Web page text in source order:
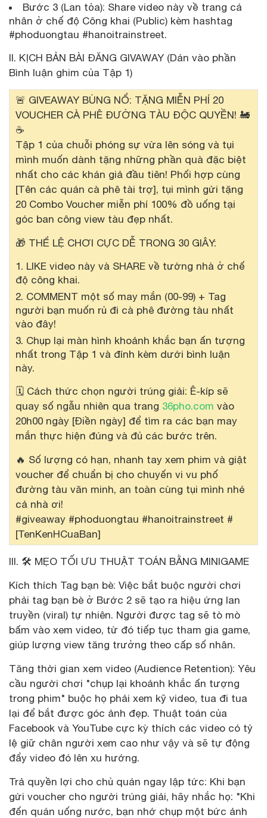
Bước 3 (Lan tỏa): Share video này về trang cá
nhân ở chế độ Công khai (Public) kèm hashtag
#phoduongtau #hanoitrainstreet.
II. KỊCH BẢN BÀI ĐĂNG GIVAWAY (Dán vào phần
Bình luận ghim của Tập 1)
🚨 GIVEAWAY BÙNG NỔ: TẶNG MIỄN PHÍ 20
VOUCHER CÀ PHÊ ĐƯỜNG TÀU ĐỘC QUYỀN! 🚂
☕
Tập 1 của chuỗi phóng sự vừa lên sóng và tụi
mình muốn dành tặng những phần quà đặc biệt
nhất cho các khán giả đầu tiên! Phối hợp cùng
[Tên các quán cà phê tài trợ], tụi mình gửi tặng
20 Combo Voucher miễn phí 100% đồ uống tại
góc ban công view tàu đẹp nhất.
🎁 THỂ LỆ CHƠI CỰC DỄ TRONG 30 GIÂY:
LIKE video này và SHARE về tường nhà ở chế
độ công khai.
COMMENT một số may mắn (00-99) + Tag
người bạn muốn rủ đi cà phê đường tàu nhất
vào đây!
Chụp lại màn hình khoảnh khắc bạn ấn tượng
nhất trong Tập 1 và đính kèm dưới bình luận
này.
🗓️ Cách thức chọn người trúng giải: Ê-kíp sẽ
quay số ngẫu nhiên qua trang 36pho.com vào
20h00 ngày [Điền ngày] để tìm ra các bạn may
mắn thực hiện đúng và đủ các bước trên.
🔥 Số lượng có hạn, nhanh tay xem phim và giật
voucher để chuẩn bị cho chuyến vi vu phố
đường tàu văn minh, an toàn cùng tụi mình nhé
cả nhà ơi!
#giveaway #phoduongtau #hanoitrainstreet #
[TenKenHCuaBan]
III. 🛠️ MẸO TỐI ƯU THUẬT TOÁN BẰNG MINIGAME
Kích thích Tag bạn bè: Việc bắt buộc người chơi
phải tag bạn bè ở Bước 2 sẽ tạo ra hiệu ứng lan
truyền (viral) tự nhiên. Người được tag sẽ tò mò
bấm vào xem video, từ đó tiếp tục tham gia game,
giúp lượng view tăng trưởng theo cấp số nhân.
Tăng thời gian xem video (Audience Retention): Yêu
cầu người chơi "chụp lại khoảnh khắc ấn tượng
trong phim" buộc họ phải xem kỹ video, tua đi tua
lại để bắt được góc ảnh đẹp. Thuật toán của
Facebook và YouTube cực kỳ thích các video có tỷ
lệ giữ chân người xem cao như vậy và sẽ tự động
đẩy video đó lên xu hướng.
Trả quyền lợi cho chủ quán ngay lập tức: Khi bạn
gửi voucher cho người trúng giải, hãy nhắc họ: "Khi
đến quán uống nước, bạn nhớ chụp một bức ảnh